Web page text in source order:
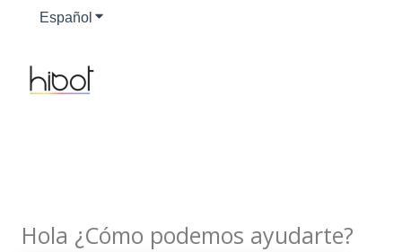
Español Traducciones de Mostrar submenú de
Hola ¿Cómo podemos ayudarte?